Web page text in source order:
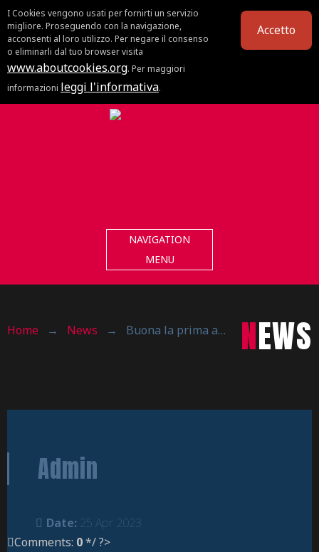
I Cookies vengono usati per fornirti un servizio
migliore. Proseguendo con la navigazione,
acconsenti al loro utilizzo. Per negare il consenso
o eliminarli dal tuo browser visita
www.aboutcookies.org. Per maggiori
informazioni leggi l'informativa.
Accetto
NAVIGATION
MENU
Home → News → Buona la prima a Cerro Maggiore! NEWS
Admin
Date: 25 Apr 2023
Comments: 0*/ ?>